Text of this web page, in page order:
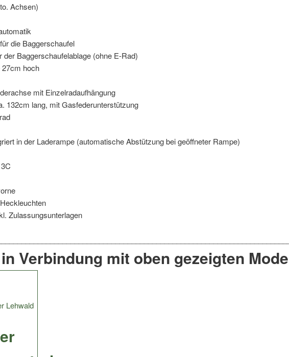
Achsen)
die Baggerschaufel
der Baggerschaufelablage (ohne E-Rad)
27cm hoch
mit Einzelradaufhängung
132cm lang, mit Gasfederunterstützung
in der Laderampe (automatische Abstützung bei geöffneter Rampe)
Zulassungsunterlagen
Verbindung mit oben gezeigten